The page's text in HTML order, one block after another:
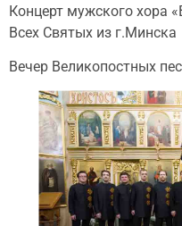
Концерт мужского хора
Всех Святых из г.Минска
Вечер Великопостных